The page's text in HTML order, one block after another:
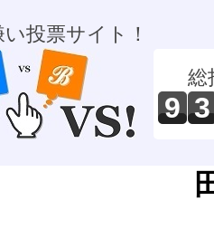
投票サイト！
総
9 3